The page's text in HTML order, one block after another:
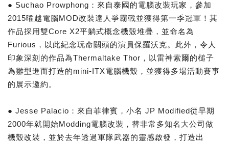
● Suchao Prowphong：來自泰國的電腦改裝玩家，參加
2015曜越電腦MOD改裝達人爭霸戰並獲得第一季冠軍！其
作品採用雙Core X2平躺式概念機殼堆疊，並命名為
Furious，以此紀念玩命關頭的演員保羅沃克。此外，令人
印象深刻的作品為Thermaltake Thor，以雷神索爾的槌子
為雛型進而打造的mini-ITX電腦機殼，並獲得多場活動賽事
的展示邀約。
● Jesse Palacio：來自菲律賓，小名 JP Modified從早期
2000年就開始Modding電腦改裝，替非常多知名大公司做
機殼改裝，並於去年透過軍隊武器的靈感啟發，打造出